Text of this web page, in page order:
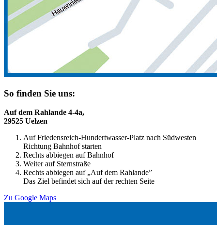
So finden Sie uns:
Auf dem Rahlande 4-4a,
29525 Uelzen
Auf Friedensreich-Hundertwasser-Platz nach Südwesten
Richtung Bahnhof starten
Rechts abbiegen auf Bahnhof
Weiter auf Sternstraße
Rechts abbiegen auf „Auf dem Rahlande”
Das Ziel befindet sich auf der rechten Seite
Zu Google Maps